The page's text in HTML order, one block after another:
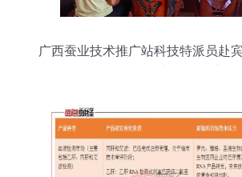
广西蚕业技术推广站科技特派员赴